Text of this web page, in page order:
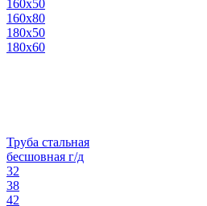
160х50
160х80
180х50
180х60
Труба стальная
бесшовная г/д
32
38
42